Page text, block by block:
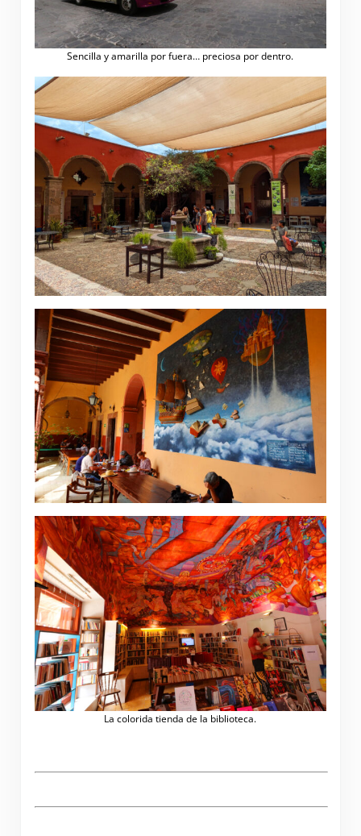
Sencilla y amarilla por fuera… preciosa por dentro.
La colorida tienda de la biblioteca.